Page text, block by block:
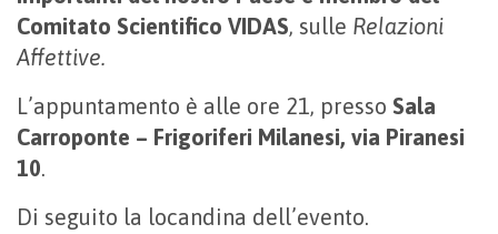
Comitato Scientifico VIDAS, sulle Relazioni
Affettive.
L’appuntamento è alle ore 21, presso Sala
Carroponte – Frigoriferi Milanesi, via Piranesi
10.
Di seguito la locandina dell’evento.